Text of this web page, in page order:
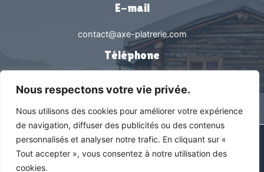
Nous respectons votre vie privée.
Nous utilisons des cookies pour améliorer votre expérience
de navigation, diffuser des publicités ou des contenus
personnalisés et analyser notre trafic. En cliquant sur «
Tout accepter », vous consentez à notre utilisation des
cookies.
E-mail
contact@axe-platrerie.com
Téléphone
Tous droits réservés © 2026 Axe Plâtrerie |Mentions légales &
Politique de confidentialité